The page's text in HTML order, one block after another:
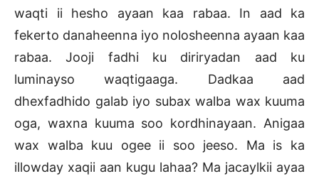
waqti ii hesho ayaan kaa rabaa. In aad ka
fekerto danaheenna iyo nolosheenna ayaan kaa
rabaa. Jooji fadhi ku diriryadan aad ku
luminayso waqtigaaga. Dadkaa aad
dhexfadhido galab iyo subax walba wax kuuma
oga, waxna kuuma soo kordhinayaan. Anigaa
wax walba kuu ogee ii soo jeeso. Ma is ka
illowday xaqii aan kugu lahaa? Ma jacaylkii ayaa